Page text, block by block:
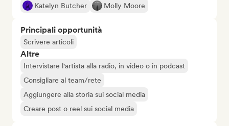
Katelyn Butcher
Molly Moore
Principali opportunità
Scrivere articoli
Altre
Intervistare l'artista alla radio, in video o in podcast
Consigliare al team/rete
Aggiungere alla storia sui social media
Creare post o reel sui social media